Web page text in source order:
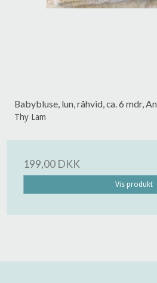
Babybluse, lun, råhvid, ca. 6 mdr,
Thy Lam
199,00 DKK
Vis produkt